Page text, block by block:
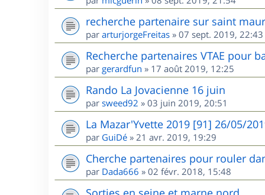
recherche partenaire sur saint
par arturjorgeFreitas » 07 sept. 2019, 22:43
Recherche partenaires VTAE pour
par gerardfun » 17 août 2019, 12:25
Rando La Jovacienne 16 juin
par sweed92 » 03 juin 2019, 20:51
La Mazar'Yvette 2019 [91] 26/05/
par GuiDé » 21 avr. 2019, 19:29
Cherche partenaires pour rouler
par Dada666 » 02 févr. 2018, 15:48